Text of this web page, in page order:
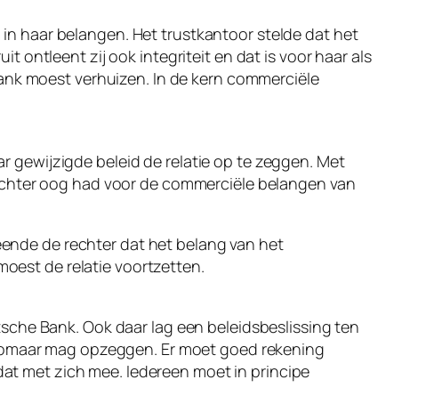
haar belangen. Het trustkantoor stelde dat het
ontleent zij ook integriteit en dat is voor haar als
moest verhuizen. In de kern commerciële
gewijzigde beleid de relatie op te zeggen. Met
oog had voor de commerciële belangen van
de rechter dat het belang van het
de relatie voortzetten.
Bank. Ook daar lag een beleidsbeslissing ten
mag opzeggen. Er moet goed rekening
met zich mee. Iedereen moet in principe